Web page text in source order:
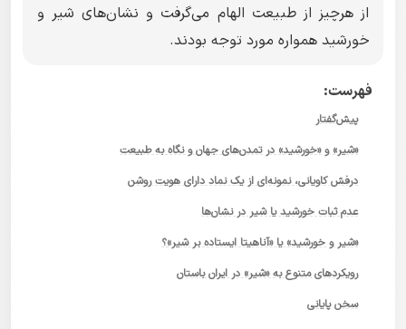
از هرچیز از طبیعت الهام می‌گرفت و نشان‌های شیر و
خورشید همواره مورد توجه بودند.
فهرست:
پیش‌گفتار
«شیر» و «خورشید» در تمدن‌های جهان و نگاه به طبیعت
درفش کاویانی، نمونه‌ای از یک نماد دارای هویت روشن
عدم ثبات خورشید یا شیر در نشان‌ها
«شیر و خورشید» یا «آناهیتا ایستاده بر شیر»؟
رویکردهای متنوع به «شیر» در ایران باستان
سخن پایانی